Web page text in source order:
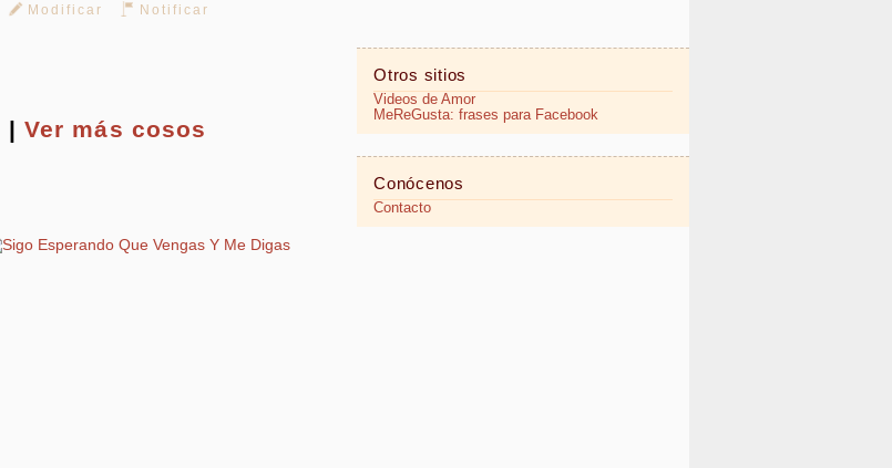
Modificar Notificar
|Ver más cosos
Otros sitios
Videos de Amor
MeReGusta: frases para Facebook
Conócenos
Contacto